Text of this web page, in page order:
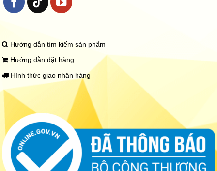
Hướng dẫn tìm kiếm sản phẩm
Hướng dẫn đặt hàng
Hình thức giao nhận hàng